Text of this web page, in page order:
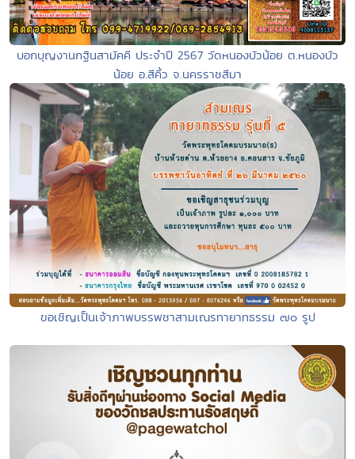
บอกบุญงานกฐินสามัคคี ประจำปี 2567 วัดหนองบัวน้อย ต.หนองบัว
น้อย อ.สีคิ้ว จ.นครราชสีมา
ขอเชิญเป็นเจ้าภาพบรรพชาสามเณรทายาทธรรม ๗๐ รูป